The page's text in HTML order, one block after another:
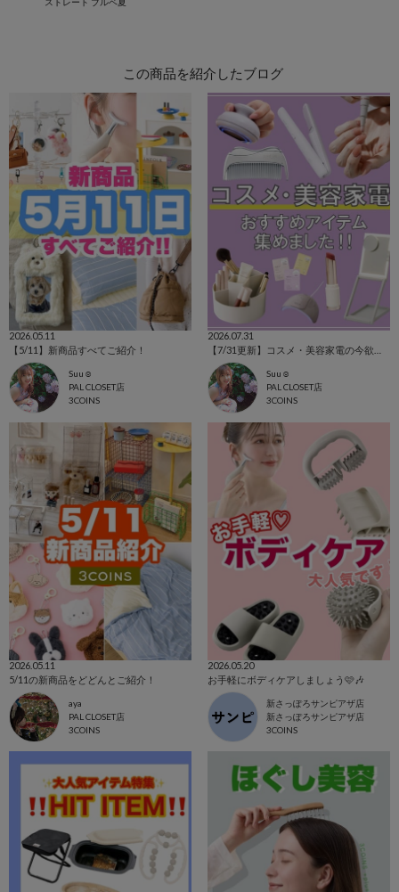
この商品を紹介したブログ
2026.05.11
【5/11】新商品すべてご紹介！
Suu☺︎
PAL CLOSET店
3COINS
2026.07.31
Suu☺︎
PAL CLOSET店
3COINS
2026.05.11
5/11の新商品をどどんとご紹介！
aya
PAL CLOSET店
3COINS
2026.05.20
お手軽にボディケアしましょう🩷🎶
新さっぽろサンピアザ店
新さっぽろサンピアザ店
3COINS